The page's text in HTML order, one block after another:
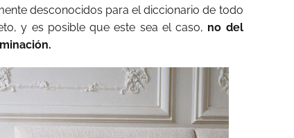
desconocidos para el diccionario de todo
y es posible que este sea el caso, no del